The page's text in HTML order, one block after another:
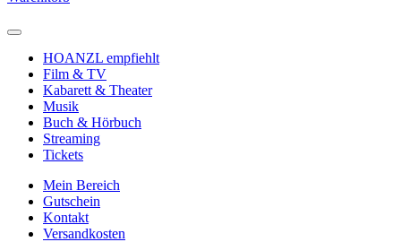
HOANZL empfiehlt
Film & TV
Kabarett & Theater
Musik
Buch & Hörbuch
Streaming
Tickets
Mein Bereich
Gutschein
Kontakt
Versandkosten